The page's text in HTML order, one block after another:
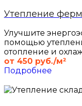
Утепление ферм
Улучшите
помощью
отопление и
от 450 руб./м²
Подробнее